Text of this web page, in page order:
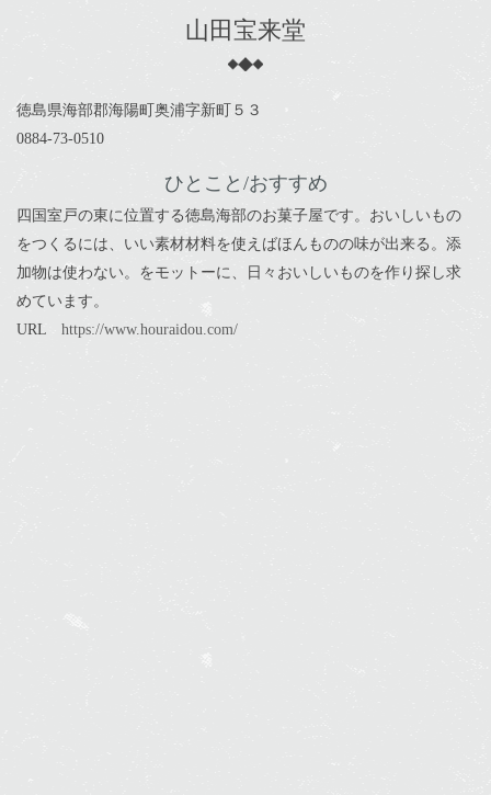
山田宝来堂
徳島県海部郡海陽町奥浦字新町５３
0884-73-0510
ひとこと/おすすめ
四国室戸の東に位置する徳島海部のお菓子屋です。おいしいもの
をつくるには、いい素材材料を使えばほんものの味が出来る。添
加物は使わない。をモットーに、日々おいしいものを作り探し求
めています。
URL https://www.houraidou.com/